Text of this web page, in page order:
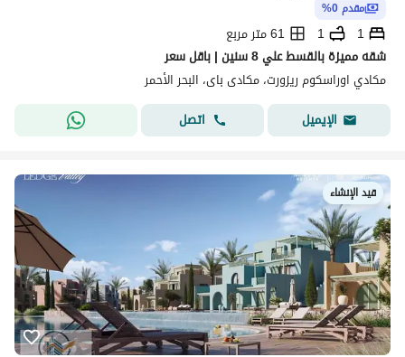
مقدم 0%
1
1
61 متر مربع
شقه مميزة بالقسط علي 8 سنين | باقل سعر
مكادي اوراسكوم ريزورت، مكادى باى، البحر الأحمر
الإيميل
اتصل
قيد الإنشاء